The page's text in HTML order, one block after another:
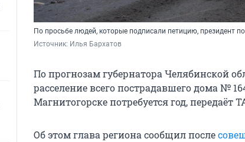
По просьбе людей, которые подписали петицию, президент
Источник: Илья Бархатов
По прогнозам губернатора Челябинской
расселение всего пострадавшего дома №
Магнитогорске потребуется год, передаёт
Об этом глава региона сообщил после